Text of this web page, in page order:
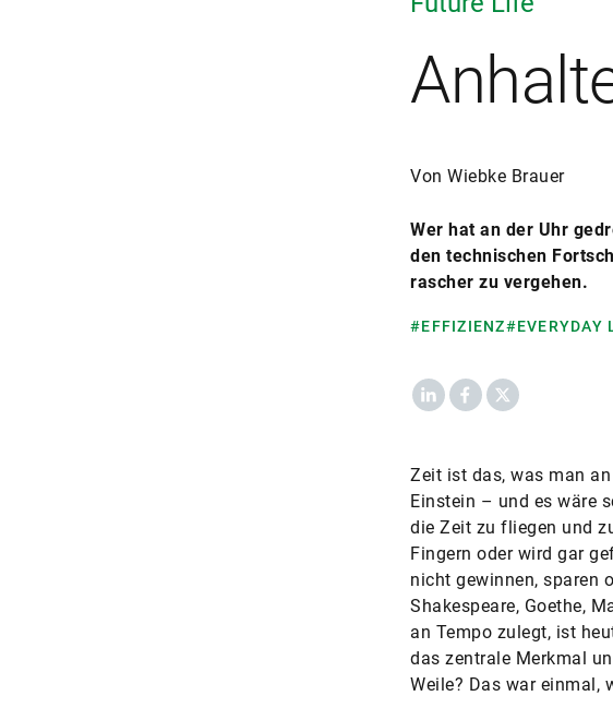
Von Wiebke Brauer
Wer hat an der Uhr
den technischen
rascher zu vergehen.
#EFFIZIENZ#EVERYDAY
LinkedInFacebook
X
Zeit ist das, was man
Einstein – und es wäre
die Zeit zu fliegen und
Fingern oder wird gar
nicht gewinnen, sparen
Shakespeare, Goethe,
an Tempo zulegt, ist
das zentrale Merkmal
Weile? Das war einmal,